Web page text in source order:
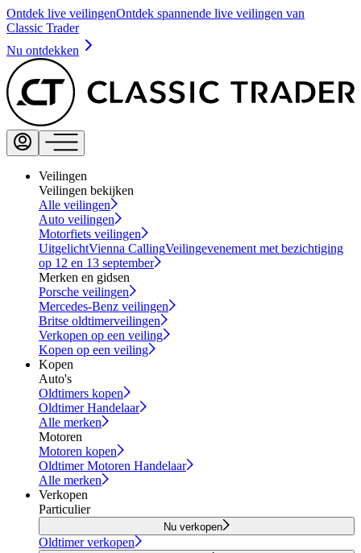
Ontdek live veilingenOntdek spannende live veilingen van
Classic Trader
Nu ontdekken
Veilingen
Veilingen bekijken
Alle veilingen
Auto veilingen
Motorfiets veilingen
UitgelichtVienna CallingVeilingevenement met bezichtiging
op 12 en 13 september
Merken en gidsen
Porsche veilingen
Mercedes-Benz veilingen
Britse oldtimerveilingen
Verkopen op een veiling
Kopen op een veiling
Kopen
Auto's
Oldtimers kopen
Oldtimer Handelaar
Alle merken
Motoren
Motoren kopen
Oldtimer Motoren Handelaar
Alle merken
Verkopen
Particulier
Nu verkopen
Oldtimer verkopen